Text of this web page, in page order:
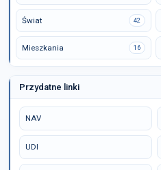
Świat 42
Mieszkania 16
Przydatne linki
NAV
UDI